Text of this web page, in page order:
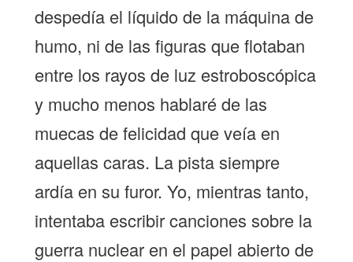
despedía el líquido de la máquina de
humo, ni de las figuras que flotaban
entre los rayos de luz estroboscópica
y mucho menos hablaré de las
muecas de felicidad que veía en
aquellas caras. La pista siempre
ardía en su furor. Yo, mientras tanto,
intentaba escribir canciones sobre la
guerra nuclear en el papel abierto de